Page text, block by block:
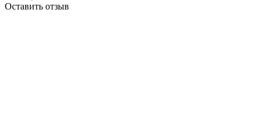
Оставить отзыв